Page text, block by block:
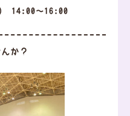
) 14:00～16:00
か？